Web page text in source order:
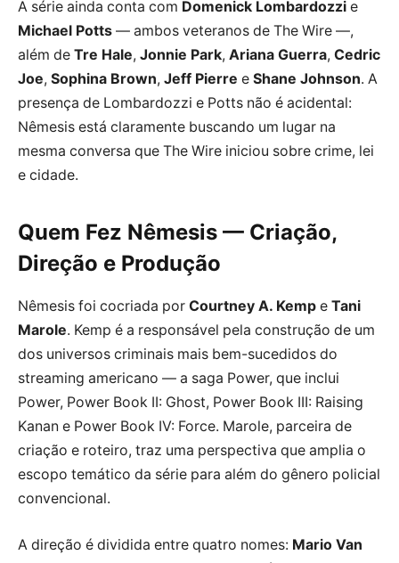
A série ainda conta com Domenick Lombardozzi e
Michael Potts — ambos veteranos de The Wire —,
além de Tre Hale, Jonnie Park, Ariana Guerra, Cedric
Joe, Sophina Brown, Jeff Pierre e Shane Johnson. A
presença de Lombardozzi e Potts não é acidental:
Nêmesis está claramente buscando um lugar na
mesma conversa que The Wire iniciou sobre crime, lei
e cidade.
Quem Fez Nêmesis — Criação,
Direção e Produção
Nêmesis foi cocriada por Courtney A. Kemp e Tani
Marole. Kemp é a responsável pela construção de um
dos universos criminais mais bem-sucedidos do
streaming americano — a saga Power, que inclui
Power, Power Book II: Ghost, Power Book III: Raising
Kanan e Power Book IV: Force. Marole, parceira de
criação e roteiro, traz uma perspectiva que amplia o
escopo temático da série para além do gênero policial
convencional.
A direção é dividida entre quatro nomes: Mario Van